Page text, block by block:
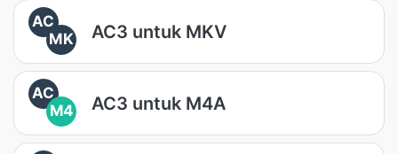
AC
MK
AC3 untuk MKV
AC
M4
AC3 untuk M4A